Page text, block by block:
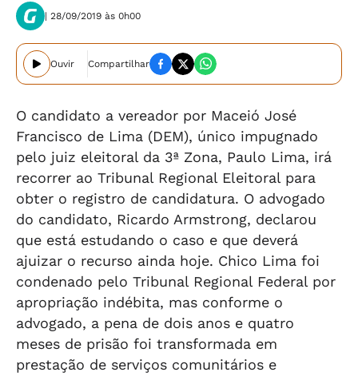
| 28/09/2019 às 0h00
Ouvir Compartilhar
O candidato a vereador por Maceió José
Francisco de Lima (DEM), único impugnado
pelo juiz eleitoral da 3ª Zona, Paulo Lima, irá
recorrer ao Tribunal Regional Eleitoral para
obter o registro de candidatura. O advogado
do candidato, Ricardo Armstrong, declarou
que está estudando o caso e que deverá
ajuizar o recurso ainda hoje. Chico Lima foi
condenado pelo Tribunal Regional Federal por
apropriação indébita, mas conforme o
advogado, a pena de dois anos e quatro
meses de prisão foi transformada em
prestação de serviços comunitários e